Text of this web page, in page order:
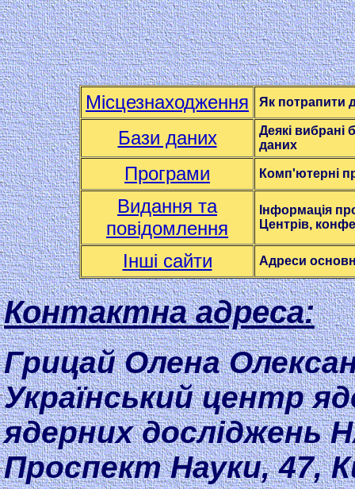
Місцезнаходження Як потрапити
Бази даних Деякі вибрані
даних
Програми Комп'ютерні
Видання та
повідомлення
Інформація
Центрів,
Інші сайти Адреси
Контактна адреса:
Грицай Олена
Український центр
ядерних досліджень
Проспект Науки, 47,